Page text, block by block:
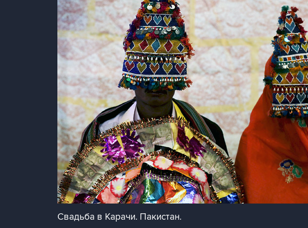
Свадьба в Карачи. Пакистан.